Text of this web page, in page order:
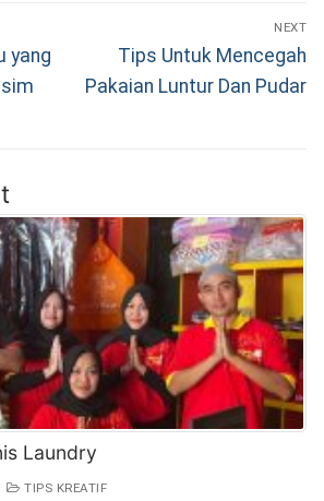
yang
NEXT
Next
post:
Tips Untuk Mencegah
Pakaian Luntur Dan Pudar
Laundry
TIPS KREATIF